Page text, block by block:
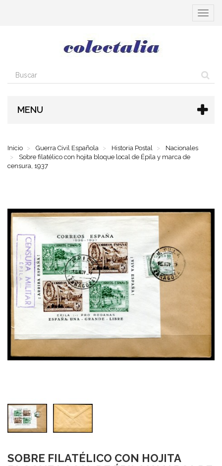
MENU
Inicio Guerra Civil Española Historia Postal
Nacionales
Sobre filatélico con hojita bloque local de Épila y marca de
censura, 1937
SOBRE FILATÉLICO CON HOJITA